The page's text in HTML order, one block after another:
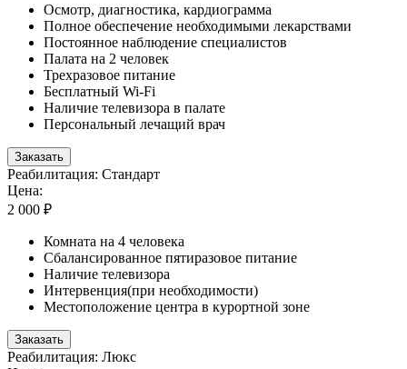
Осмотр, диагностика, кардиограмма
Полное обеспечение необходимыми лекарствами
Постоянное наблюдение специалистов
Палата на 2 человек
Трехразовое питание
Бесплатный Wi-Fi
Наличие телевизора в палате
Персональный лечащий врач
Заказать
Реабилитация: Стандарт
Цена:
2 000 ₽
Комната на 4 человека
Сбалансированное пятиразовое питание
Наличие телевизора
Интервенция(при необходимости)
Местоположение центра в курортной зоне
Заказать
Реабилитация: Люкс